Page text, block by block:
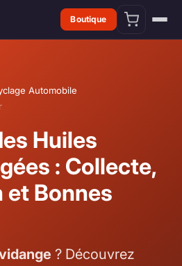
Boutique
Automobile
Huiles
: Collecte,
Bonnes
? Découvrez